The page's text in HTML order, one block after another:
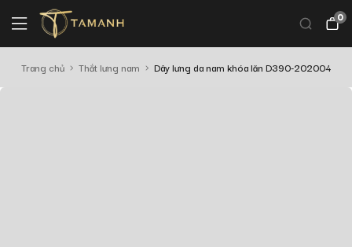
0
Trang chủ Thắt lưng nam Dây lưng da nam khóa lăn D390-202004